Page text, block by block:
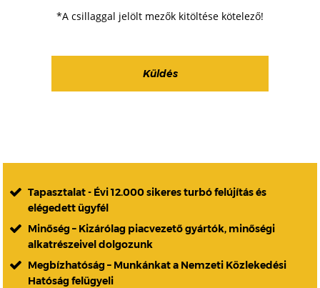
*A csillaggal jelölt mezők kitöltése kötelező!
Tapasztalat - Évi 12.000 sikeres turbó felújítás és
elégedett ügyfél
Minőség – Kizárólag piacvezető gyártók, minőségi
alkatrészeivel dolgozunk
Megbízhatóság – Munkánkat a Nemzeti Közlekedési
Hatóság felügyeli